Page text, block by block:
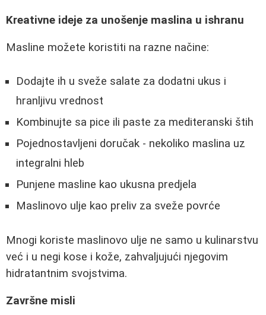
Kreativne ideje za unošenje maslina u ishranu
Masline možete koristiti na razne načine:
Dodajte ih u sveže salate za dodatni ukus i
hranljivu vrednost
Kombinujte sa pice ili paste za mediteranski štih
Pojednostavljeni doručak - nekoliko maslina uz
integralni hleb
Punjene masline kao ukusna predjela
Maslinovo ulje kao preliv za sveže povrće
Mnogi koriste maslinovo ulje ne samo u kulinarstvu
već i u negi kose i kože, zahvaljujući njegovim
hidratantnim svojstvima.
Završne misli